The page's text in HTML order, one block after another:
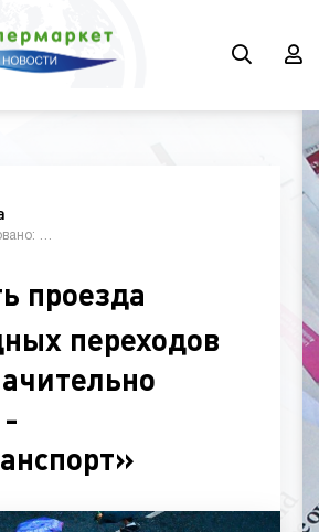
проезда
переходов